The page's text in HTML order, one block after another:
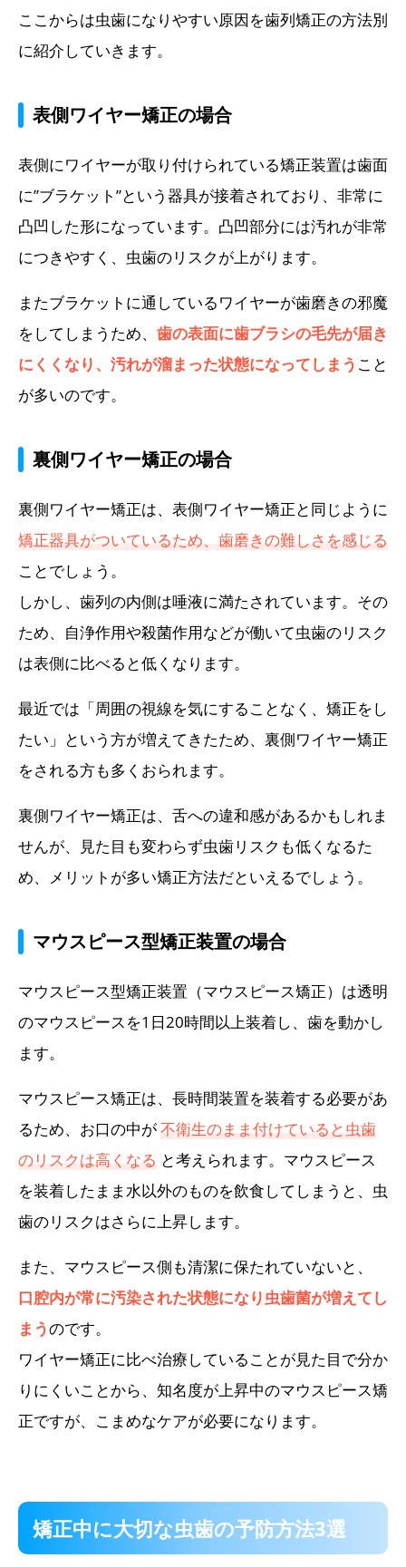
ここからは虫歯になりやすい原因を歯列矯正の方法別
に紹介していきます。
表側ワイヤー矯正の場合
表側にワイヤーが取り付けられている矯正装置は歯面
に”ブラケット”という器具が接着されており、非常に
凸凹した形になっています。凸凹部分には汚れが非常
につきやすく、虫歯のリスクが上がります。
またブラケットに通しているワイヤーが歯磨きの邪魔
をしてしまうため、 歯の表面に歯ブラシの毛先が届き
にくくなり、汚れが溜まった状態になってしまう こと
が多いのです。
裏側ワイヤー矯正の場合
裏側ワイヤー矯正は、表側ワイヤー矯正と同じように
矯正器具がついているため、歯磨きの難しさを感じる
ことでしょう。
しかし、歯列の内側は唾液に満たされています。その
ため、自浄作用や殺菌作用などが働いて虫歯のリスク
は表側に比べると低くなります。
最近では「周囲の視線を気にすることなく、矯正をし
たい」という方が増えてきたため、裏側ワイヤー矯正
をされる方も多くおられます。
裏側ワイヤー矯正は、舌への違和感があるかもしれま
せんが、見た目も変わらず虫歯リスクも低くなるた
め、メリットが多い矯正方法だといえるでしょう。
マウスピース型矯正装置の場合
マウスピース型矯正装置（マウスピース矯正）は透明
のマウスピースを1日20時間以上装着し、歯を動かし
ます。
マウスピース矯正は、長時間装置を装着する必要があ
るため、お口の中が不衛生のまま付けていると虫歯
のリスクは高くなる と考えられます。マウスピース
を装着したまま水以外のものを飲食してしまうと、虫
歯のリスクはさらに上昇します。
また、マウスピース側も清潔に保たれていないと、
口腔内が常に汚染された状態になり虫歯菌が増えてし
まうのです。
ワイヤー矯正に比べ治療していることが見た目で分か
りにくいことから、知名度が上昇中のマウスピース矯
正ですが、こまめなケアが必要になります。
矯正中に大切な虫歯の予防方法3選